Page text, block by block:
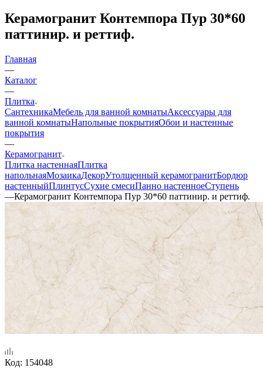
Керамогранит Контемпора Пур 30*60
паттинир. и реттиф.
Главная
—
Каталог
—
Плитка
СантехникаМебель для ванной комнатыАксессуары для
ванной комнатыНапольные покрытияОбои и настенные
покрытия
—
Керамогранит
Плитка настеннаяПлитка
напольнаяМозаикаДекорУтолщенный керамогранитБордюр
настенныйПлинтусСухие смесиПанно настенноеСтупень
—Керамогранит Контемпора Пур 30*60 паттинир. и реттиф.
Код: 154048